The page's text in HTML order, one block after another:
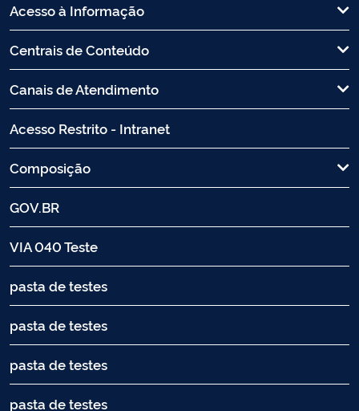
Acesso à Informação
Centrais de Conteúdo
Canais de Atendimento
Acesso Restrito - Intranet
Composição
GOV.BR
VIA 040 Teste
pasta de testes
pasta de testes
pasta de testes
pasta de testes